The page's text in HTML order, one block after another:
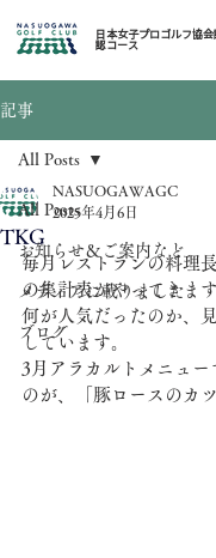
日本女子プロゴルフ協
認コース
記事
All Posts
お知らせ＆ご案内など
メディアに載りました
ブログ
All Posts
TKG
NASUOGAWAGC
2025年4月6日
毎月レストランの料理
の集計表がやってきます
何が人気だったのか、
しています。
3月アラカルトメニュー
のが、「豚ロースのカ